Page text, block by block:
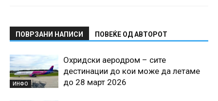
ПОВРЗАНИ НАПИСИ ПОВЕЌЕ ОД АВТОРОТ
ИНФО
Охридски аеродром – сите
дестинации до кои може да летаме
до 28 март 2026